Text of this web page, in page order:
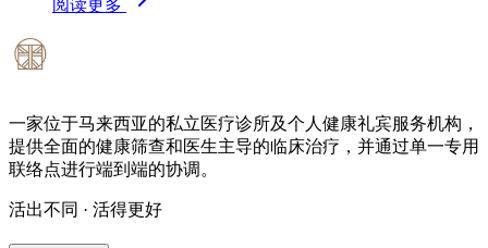
阅读更多
一家位于马来西亚的私立医疗诊所及个人健康礼宾服务机构，
提供全面的健康筛查和医生主导的临床治疗，并通过单一专用
联络点进行端到端的协调。
活出不同 · 活得更好